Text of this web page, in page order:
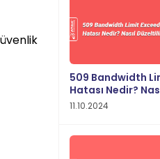
509 Bandwidth
Hatası Nedir?
11.10.2024